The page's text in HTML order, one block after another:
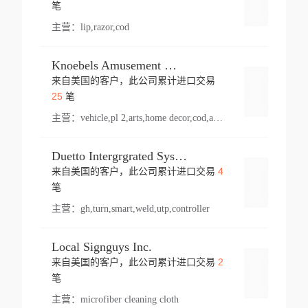
笔
主营： lip,razor,cod
Knoebels Amusement Resort
来自美国的客户，此公司累计进口交易
25笔
主营： vehicle,pl 2,arts,home decor,cod,amusement ride,sea
Duetto Intergrgrated Systems Inc.
来自美国的客户，此公司累计进口交易 4
笔
主营： gh,turn,smart,weld,utp,controller
Local Signguys Inc.
来自美国的客户，此公司累计进口交易 2
笔
主营： microfiber cleaning cloth